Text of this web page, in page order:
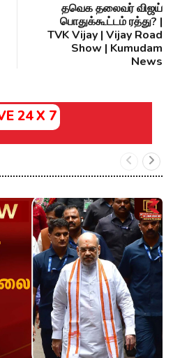
தவெக தலைவர் விஜய்
பொதுக்கூட்டம் ரத்து? |
TVK Vijay | Vijay Road
Show | Kumudam
News
24 X 7